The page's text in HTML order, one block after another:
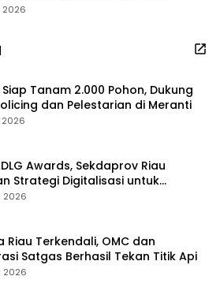
Dikurangi
2026
Siap Tanam 2.000 Pohon, Dukung
dan Pelestarian di Meranti
Awards, Sekdaprov Riau
Strategi Digitalisasi untuk
Layanan Publik
2026
Riau Terkendali, OMC dan
Satgas Berhasil Tekan Titik Api
2026